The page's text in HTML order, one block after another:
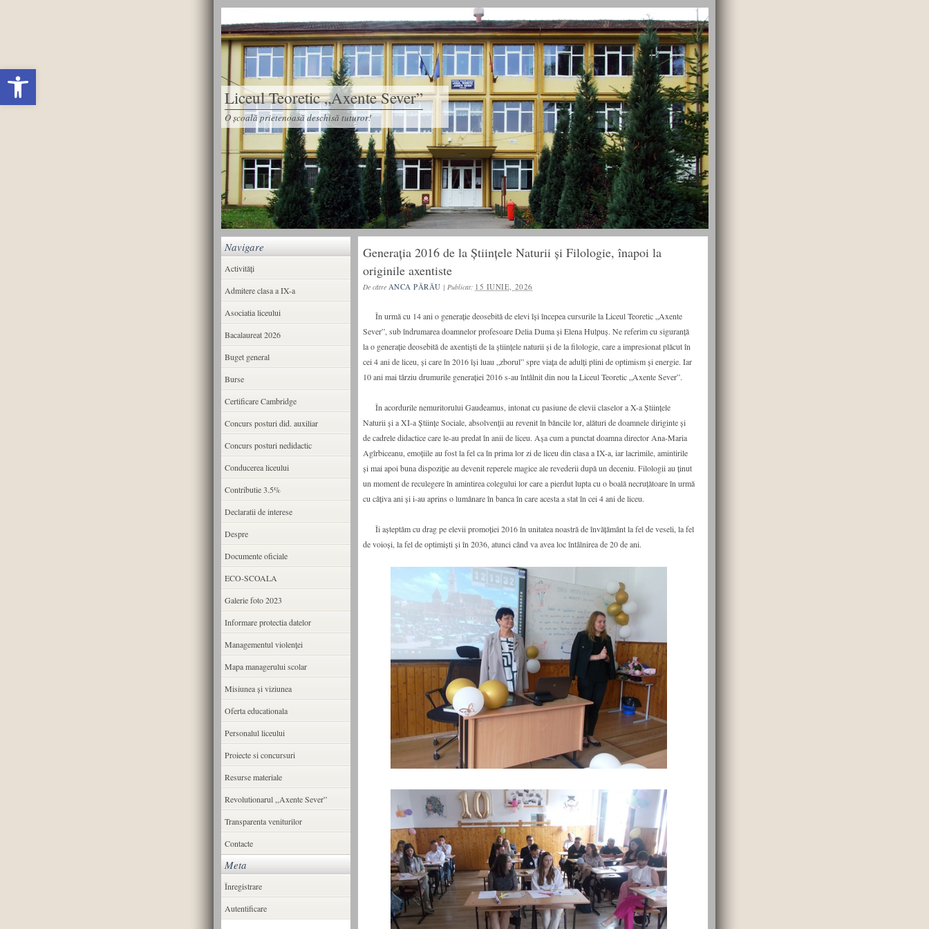
Deschide bara de unelte
Liceul Teoretic „Axente Sever”
O școală prietenoasă deschisă tuturor!
Generația 2016 de la Științele Naturii și Filologie, înapoi la
originile axentiste
De către ANCA PĂRĂU | Publicat: 15 IUNIE, 2026
În urmă cu 14 ani o generație deosebită de elevi își începea cursurile la Liceul Teoretic „Axente
Sever”, sub îndrumarea doamnelor profesoare Delia Duma și Elena Hulpuș. Ne referim cu siguranță
la o generație deosebită de axentiști de la științele naturii și de la filologie, care a impresionat plăcut în
cei 4 ani de liceu, și care în 2016 își luau „zborul” spre viața de adulți plini de optimism și energie. Iar
10 ani mai târziu drumurile generației 2016 s-au întâlnit din nou la Liceul Teoretic „Axente Sever”.
În acordurile nemuritorului Gaudeamus, intonat cu pasiune de elevii claselor a X-a Științele
Naturii și a XI-a Științe Sociale, absolvenții au revenit în băncile lor, alături de doamnele diriginte și
de cadrele didactice care le-au predat în anii de liceu. Așa cum a punctat doamna director Ana-Maria
Agîrbiceanu, emoțiile au fost la fel ca în prima lor zi de liceu din clasa a IX-a, iar lacrimile, amintirile
și mai apoi buna dispoziție au devenit reperele magice ale revederii după un deceniu. Filologii au ținut
un moment de reculegere în amintirea colegului lor care a pierdut lupta cu o boală necruțătoare în urmă
cu câțiva ani și i-au aprins o lumânare în banca în care acesta a stat în cei 4 ani de liceu.
Îi așteptăm cu drag pe elevii promoției 2016 în unitatea noastră de învățământ la fel de veseli, la fel
de voioși, la fel de optimiști și în 2036, atunci când va avea loc întâlnirea de 20 de ani.
Navigare
Activități
Admitere clasa a IX-a
Asociatia liceului
Bacalaureat 2026
Buget general
Burse
Certificare Cambridge
Concurs posturi did. auxiliar
Concurs posturi nedidactic
Conducerea liceului
Contributie 3.5%
Declaratii de interese
Despre
Documente oficiale
ECO-SCOALA
Galerie foto 2023
Informare protectia datelor
Managementul violenței
Mapa managerului scolar
Misiunea şi viziunea
Oferta educationala
Personalul liceului
Proiecte si concursuri
Resurse materiale
Revolutionarul ,,Axente Sever”
Transparenta veniturilor
Contacte
Meta
Înregistrare
Autentificare